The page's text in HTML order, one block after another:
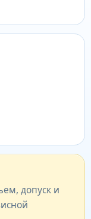
допуск и